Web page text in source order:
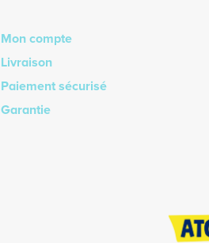
Mon compte
Livraison
Paiement sécurisé
Garantie